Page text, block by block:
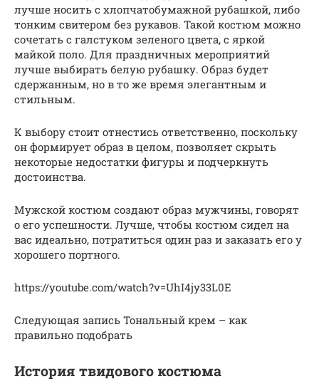
лучше носить с хлопчатобумажной рубашкой, либо
тонким свитером без рукавов. Такой костюм можно
сочетать с галстуком зеленого цвета, с яркой
майкой поло. Для праздничных мероприятий
лучше выбирать белую рубашку. Образ будет
сдержанным, но в то же время элегантным и
стильным.
К выбору стоит отнестись ответственно, поскольку
он формирует образ в целом, позволяет скрыть
некоторые недостатки фигуры и подчеркнуть
достоинства.
Мужской костюм создают образ мужчины, говорят
о его успешности. Лучше, чтобы костюм сидел на
вас идеально, потратиться один раз и заказать его у
хорошего портного.
https://youtube.com/watch?v=UhI4jy33L0E
Следующая запись Тональный крем – как
правильно подобрать
История твидового костюма